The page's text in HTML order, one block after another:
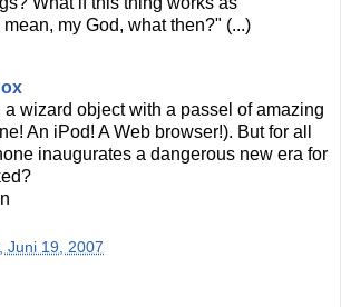
my God, what then?" (...)
a wizard object with a passel of amazing
An iPod! A Web browser!). But for all
inaugurates a dangerous new era for
Juni 19, 2007